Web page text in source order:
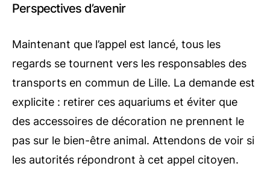
Perspectives d’avenir
Maintenant que l’appel est lancé, tous les
regards se tournent vers les responsables des
transports en commun de Lille. La demande est
explicite : retirer ces aquariums et éviter que
des accessoires de décoration ne prennent le
pas sur le bien-être animal. Attendons de voir si
les autorités répondront à cet appel citoyen.